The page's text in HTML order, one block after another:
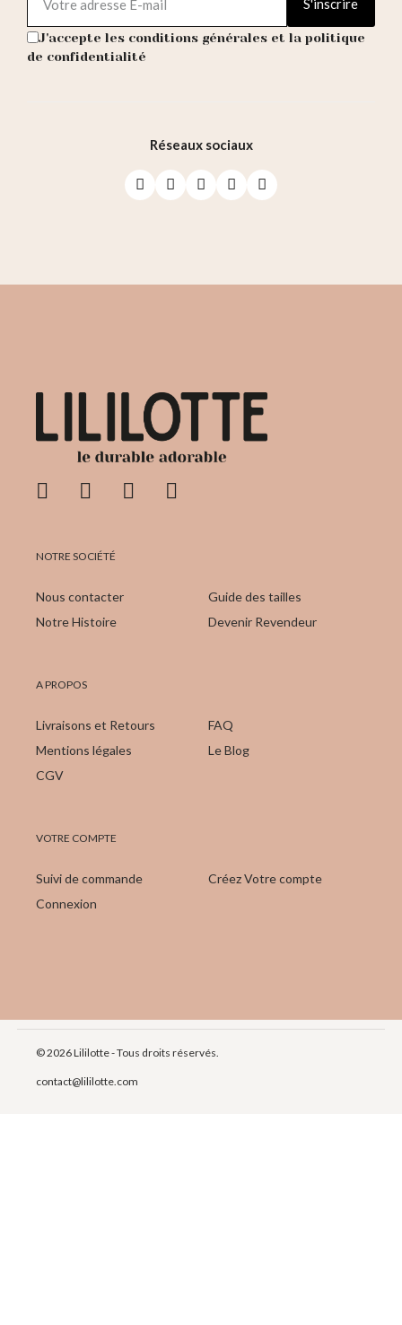
S'inscrire
J'accepte les conditions générales et la politique
de confidentialité
Réseaux sociaux
NOTRE SOCIÉTÉ
Nous contacter
Notre Histoire
Guide des tailles
Devenir Revendeur
A PROPOS
Livraisons et Retours
Mentions légales
CGV
FAQ
Le Blog
VOTRE COMPTE
Suivi de commande
Connexion
Créez Votre compte
© 2026 Lililotte - Tous droits réservés.
contact@lililotte.com